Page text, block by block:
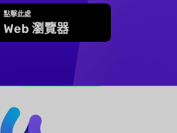
點擊此處
Web 瀏覽器